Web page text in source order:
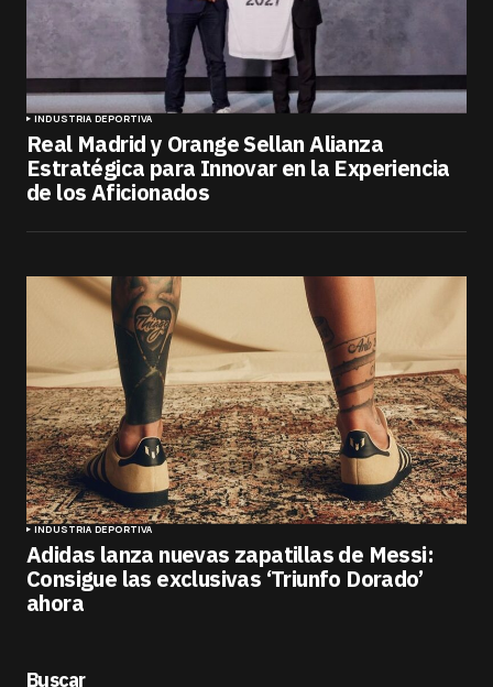
INDUSTRIA DEPORTIVA
Real Madrid y Orange Sellan Alianza
Estratégica para Innovar en la Experiencia
de los Aficionados
INDUSTRIA DEPORTIVA
Adidas lanza nuevas zapatillas de Messi:
Consigue las exclusivas ‘Triunfo Dorado’
ahora
Buscar